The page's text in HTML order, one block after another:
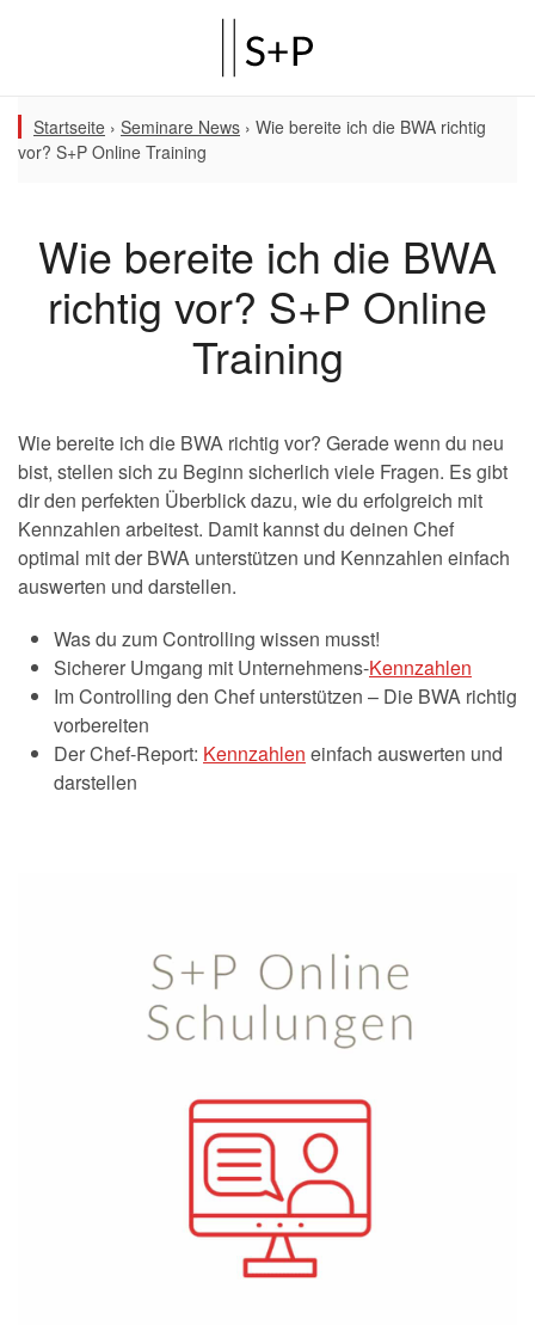
Startseite › Seminare News › Wie bereite ich die BWA richtig
vor? S+P Online Training
Wie bereite ich die BWA
richtig vor? S+P Online
Training
Wie bereite ich die BWA richtig vor? Gerade wenn du neu
bist, stellen sich zu Beginn sicherlich viele Fragen. Es gibt
dir den perfekten Überblick dazu, wie du erfolgreich mit
Kennzahlen arbeitest. Damit kannst du deinen Chef
optimal mit der BWA unterstützen und Kennzahlen einfach
auswerten und darstellen.
Was du zum Controlling wissen musst!
Sicherer Umgang mit Unternehmens-Kennzahlen
Im Controlling den Chef unterstützen – Die BWA richtig
vorbereiten
Der Chef-Report: Kennzahlen einfach auswerten und
darstellen